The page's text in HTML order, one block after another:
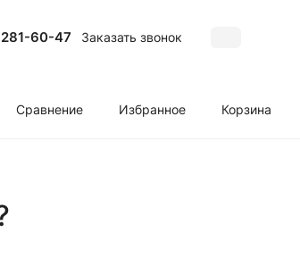
60-47 Заказать звонок
Сравнение Избранное Корзина